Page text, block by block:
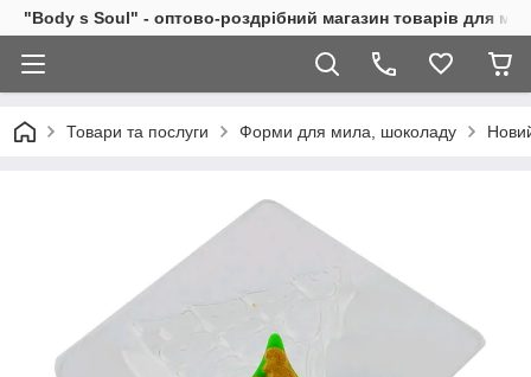
"Body s Soul" - оптово-роздрібний магазин товарів для
Товари та послуги Форми для мила, шоколаду